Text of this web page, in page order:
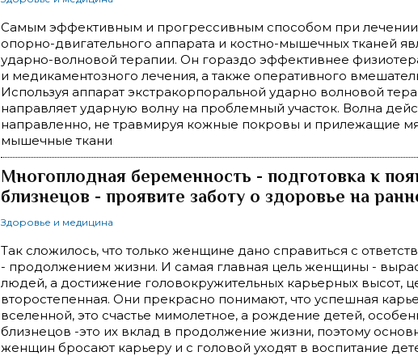
Самым эффективным и прогрессивным способом при лечении
опорно-двигательного аппарата и костно-мышечных тканей
ударно-волновой терапии. Он гораздо эффективнее
и медикаментозного лечения, а также оперативного
Используя аппарат экстракорпоральной ударно волновой
направляет ударную волну на проблемный участок. Волна
направленно, не травмируя кожные покровы и прилежащие
мышечные ткани
Многоплодная беременность - подготовка к
близнецов - проявите заботу о здоровье на
Здоровье и медицина
Так сложилось, что только женщине дано справиться с
- продолжением жизни. И самая главная цель женщины -
людей, а достижение головокружительных карьерных высот,
второстепенная. Они прекрасно понимают, что успешная
вселенной, это счастье мимолетное, а рождение детей,
близнецов -это их вклад в продолжение жизни, поэтому
женщин бросают карьеру и с головой уходят в воспитание